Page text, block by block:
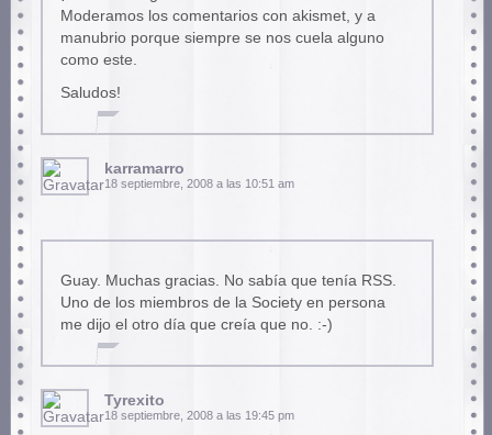
Moderamos los comentarios con akismet, y a
manubrio porque siempre se nos cuela alguno
como este.
Saludos!
karramarro
18 septiembre, 2008 a las 10:51 am
Guay. Muchas gracias. No sabía que tenía RSS.
Uno de los miembros de la Society en persona
me dijo el otro día que creía que no. :-)
Tyrexito
18 septiembre, 2008 a las 19:45 pm